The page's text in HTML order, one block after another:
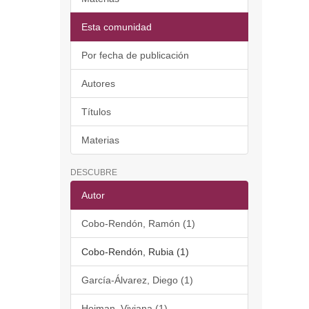
Esta comunidad
Por fecha de publicación
Autores
Títulos
Materias
DESCUBRE
Autor
Cobo-Rendón, Ramón (1)
Cobo-Rendón, Rubia (1)
García-Álvarez, Diego (1)